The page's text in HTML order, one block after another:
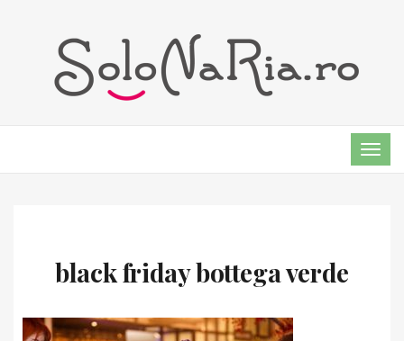
black friday bottega verde